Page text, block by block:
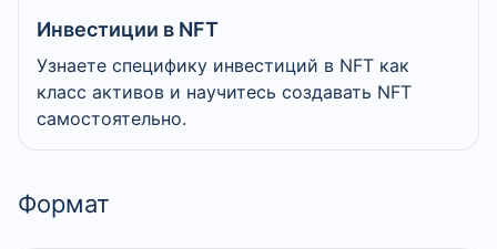
Инвестиции в NFT
Узнаете специфику инвестиций в NFT как
класс активов и научитесь создавать NFT
самостоятельно.
Формат